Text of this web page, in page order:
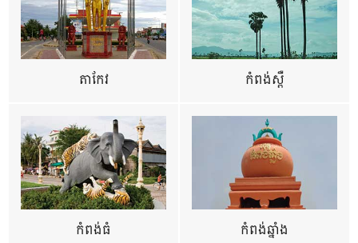
តាកែវ កំពង់ស្ពឺ
កំពង់ធំ កំពង់ឆ្នាំង